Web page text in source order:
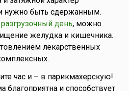
нужно быть сдержанным.
разгрузочный день, можно
желудка и кишечника.
лекарственных
час и – в парикмахерскую!
благоприятна и способствует